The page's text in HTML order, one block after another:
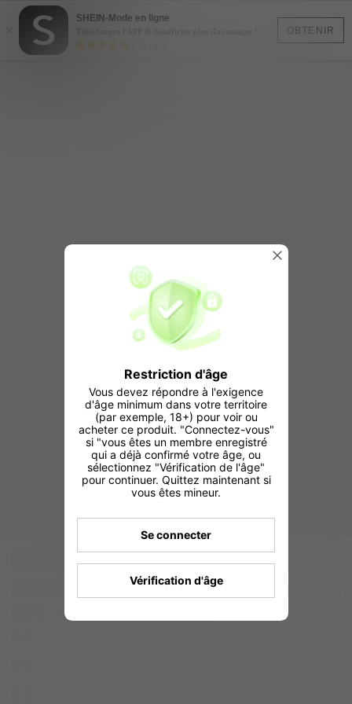
OBTENIR
SHEIN-Mode en ligne
Téléchargez l'APP & bénéficiez plus d'avantages !
Restriction d'âge
Vous devez répondre à l'exigence
d'âge minimum dans votre territoire
(par exemple, 18+) pour voir ou
acheter ce produit. "Connectez-vous"
si "vous êtes un membre enregistré
qui a déjà confirmé votre âge, ou
sélectionnez "Vérification de l'âge"
pour continuer. Quittez maintenant si
vous êtes mineur.
Se connecter
Vérification d'âge